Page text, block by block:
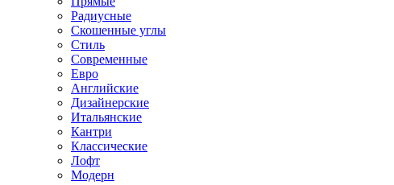
Радиусные
Скошенные углы
Стиль
Современные
Евро
Английские
Дизайнерские
Итальянские
Кантри
Классические
Лофт
Модерн